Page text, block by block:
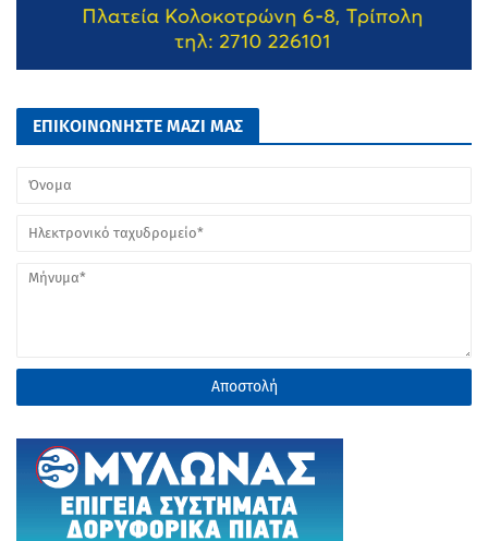
ΕΠΙΚΟΙΝΩΝΗΣΤΕ ΜΑΖΙ ΜΑΣ